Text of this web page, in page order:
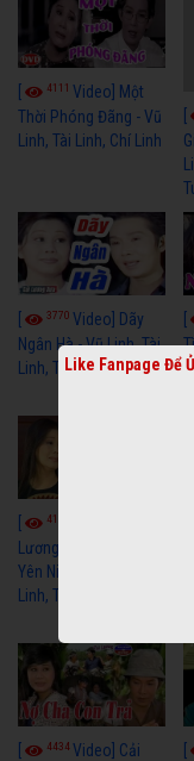
4111 Video] Một
Thời Phóng Đãng - Vũ
Linh, Tài Linh, Chí Linh
3770 Video] Dãy
Ngân Hà - Vũ Linh, Tài
Linh, Thoại Mỹ
4116
Lương Xưa Hãy Ngủ
Yên Niềm Đau - Vũ
Linh, Tài Linh
4434Video] Cải
Like Fanpage Để